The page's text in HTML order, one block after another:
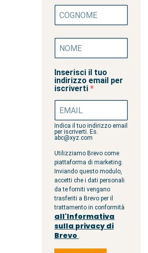
Inserisci il tuo
indirizzo email per
iscriverti
Indica il tuo indirizzo email
per iscriverti. Es.
abc@xyz.com
Utilizziamo Brevo come
piattaforma di marketing.
Inviando questo modulo,
accetti che i dati personali
da te forniti vengano
trasferiti a Brevo per il
trattamento in conformità
all'Informativa
sulla privacy di
Brevo .